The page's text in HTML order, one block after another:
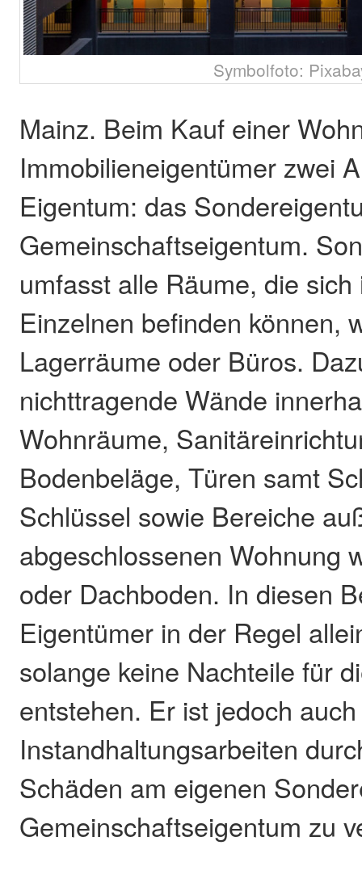
Symbolfoto:
Mainz. Beim Kauf einer
Immobilieneigentümer zwei
Eigentum: das
Gemeinschaftseigentum.
umfasst alle Räume, die
Einzelnen befinden können,
Lagerräume oder Büros.
nichttragende Wände
Wohnräume,
Bodenbeläge, Türen samt
Schlüssel sowie Bereiche
abgeschlossenen Wohnung
oder Dachboden. In diesen
Eigentümer in der Regel
solange keine Nachteile für
entstehen. Er ist jedoch
Instandhaltungsarbeiten
Schäden am eigenen
Gemeinschaftseigentum zu